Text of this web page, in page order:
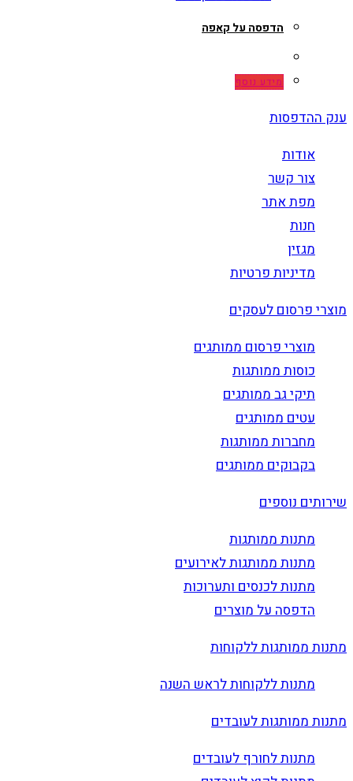
הדפסה על קאפה
מידע נוסף
ענק ההדפסות
אודות
צור קשר
מפת אתר
חנות
מגזין
מדיניות פרטיות
מוצרי פרסום לעסקים
מוצרי פרסום ממותגים
כוסות ממותגות
תיקי גב ממותגים
עטים ממותגים
מחברות ממותגות
בקבוקים ממותגים
שירותים נוספים
מתנות ממותגות
מתנות ממותגות לאירועים
מתנות לכנסים ותערוכות
הדפסה על מוצרים
מתנות ממותגות ללקוחות
מתנות ללקוחות לראש השנה
מתנות ממותגות לעובדים
מתנות לחורף לעובדים